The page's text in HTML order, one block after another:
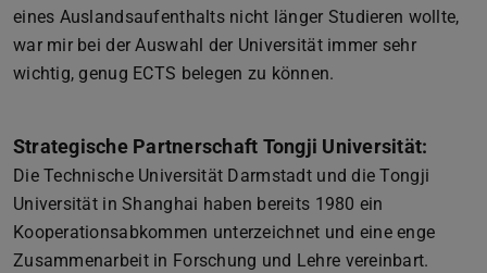
eines Auslandsaufenthalts nicht länger Studieren wollte,
war mir bei der Auswahl der Universität immer sehr
wichtig, genug ECTS belegen zu können.
Strategische Partnerschaft Tongji Universität:
Die Technische Universität Darmstadt und die Tongji
Universität in Shanghai haben bereits 1980 ein
Kooperationsabkommen unterzeichnet und eine enge
Zusammenarbeit in Forschung und Lehre vereinbart.